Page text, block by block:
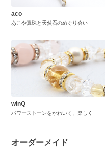
aco
あこや真珠と天然石のめぐり会い
winQ
パワーストーンをかわいく、楽しく
オーダーメイド